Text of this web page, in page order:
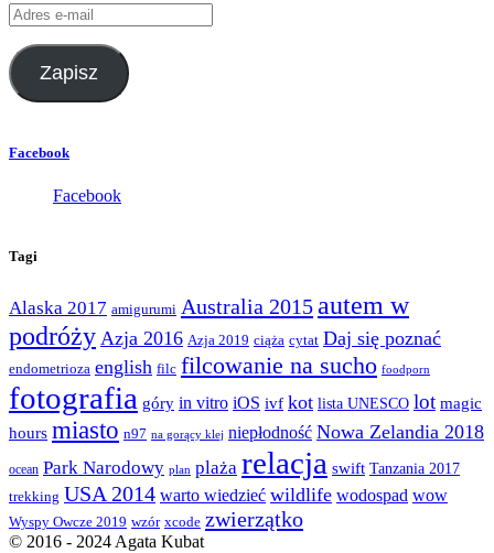
Adres
e-
mail
Zapisz
Facebook
Facebook
Tagi
Alaska 2017 amigurumi Australia 2015autem w
podróży Azja 2016 Azja 2019 ciąża cytat Daj się poznać
endometrioza english filc filcowanie na sucho foodporn
fotografia góry in vitro iOS ivf kot lista UNESCO lot magic
hours miasto n97 na gorący klej niepłodność Nowa Zelandia 2018
ocean Park Narodowy plan plaża relacja swift Tanzania 2017
trekking USA 2014 warto wiedzieć wildlife wodospad wow
Wyspy Owcze 2019 wzór xcode zwierzątko
© 2016 - 2024 Agata Kubat